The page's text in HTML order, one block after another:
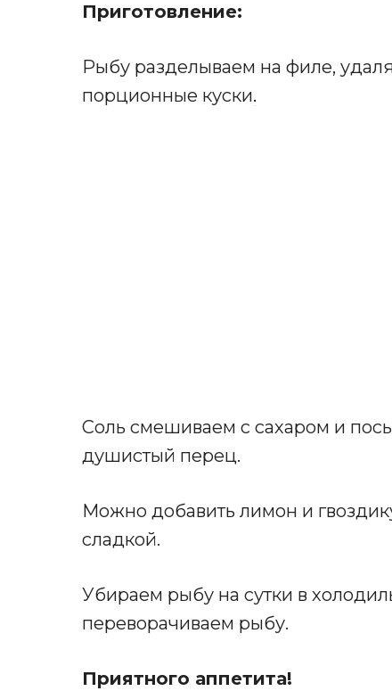
Приготовление:
Рыбу разделываем на филе,
порционные куски.
Соль смешиваем с сахаром и
душистый перец.
Можно добавить лимон и
сладкой.
Убираем рыбу на сутки в
переворачиваем рыбу.
Приятного аппетита!